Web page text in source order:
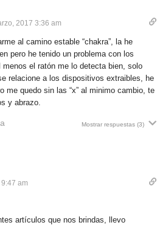
2017 3:36 am
al camino estable “chakra”, la he
pero he tenido un problema con los
el ratón me lo detecta bien, solo
relacione a los dispositivos extraibles, he
me quedo sin las “x” al minimo cambio, te
y abrazo.
Mostrar respuestas (3)
am
artículos que nos brindas, llevo